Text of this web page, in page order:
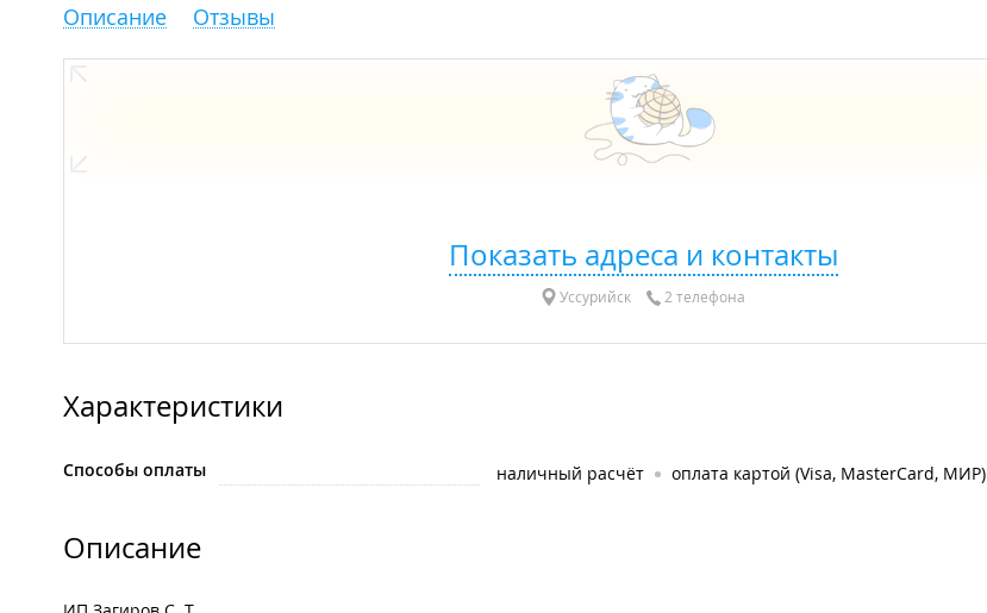
Описание Отзывы
Показать адреса и контакты
Уссурийск 2 телефона
Характеристики
Способы оплаты наличный расчёт оплата картой (Visa, MasterCard, МИР)
Описание